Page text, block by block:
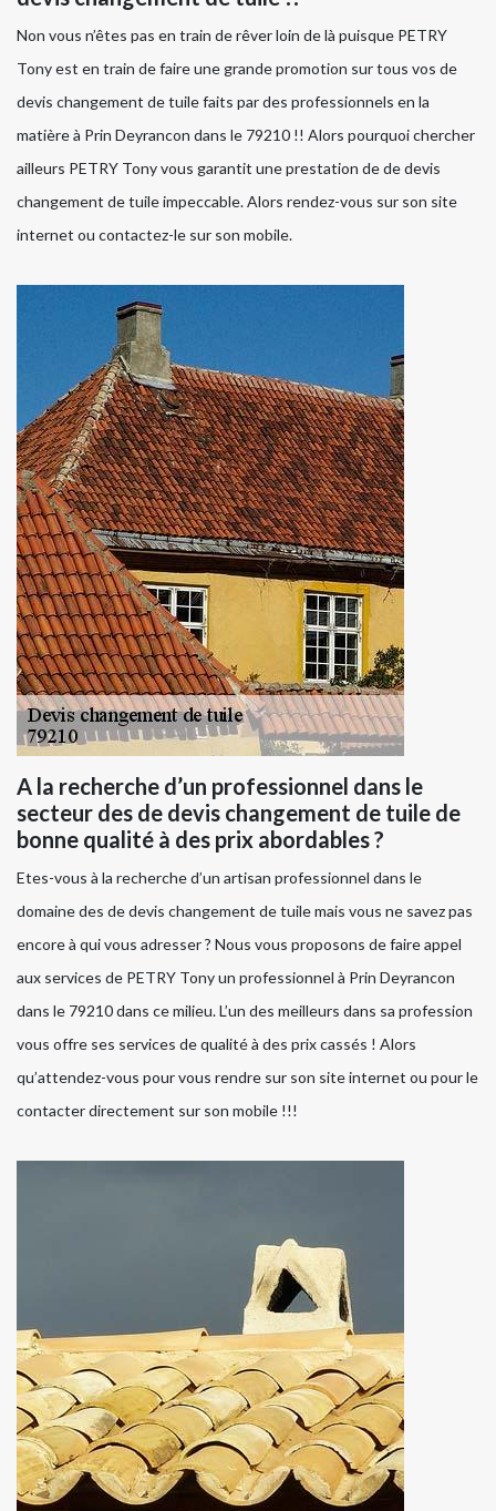
Non vous n’êtes pas en train de rêver loin de là puisque PETRY
Tony est en train de faire une grande promotion sur tous vos de
devis changement de tuile faits par des professionnels en la
matière à Prin Deyrancon dans le 79210 !! Alors pourquoi chercher
ailleurs PETRY Tony vous garantit une prestation de de devis
changement de tuile impeccable. Alors rendez-vous sur son site
internet ou contactez-le sur son mobile.
A la recherche d’un professionnel dans le
secteur des de devis changement de tuile de
bonne qualité à des prix abordables ?
Etes-vous à la recherche d’un artisan professionnel dans le
domaine des de devis changement de tuile mais vous ne savez pas
encore à qui vous adresser ? Nous vous proposons de faire appel
aux services de PETRY Tony un professionnel à Prin Deyrancon
dans le 79210 dans ce milieu. L’un des meilleurs dans sa profession
vous offre ses services de qualité à des prix cassés ! Alors
qu’attendez-vous pour vous rendre sur son site internet ou pour le
contacter directement sur son mobile !!!